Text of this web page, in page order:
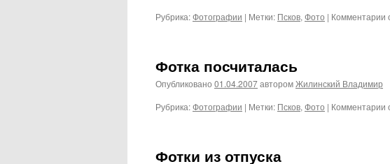
Рубрика:Фотографии | Метки: Псков, Фото | Комментарии к
Фотка посчиталась
Опубликовано 01.04.2007авторомЖилинский Владимир
Рубрика:Фотографии | Метки: Псков, Фото | Комментарии к
Фотки из отпуска